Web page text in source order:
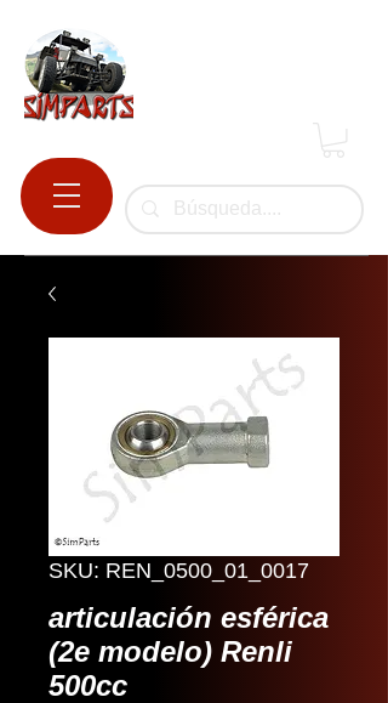
SKU: REN_0500_01_0017
articulación esférica
(2e modelo) Renli
500cc